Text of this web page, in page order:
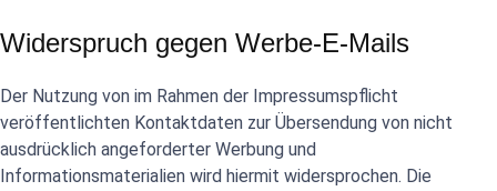
Widerspruch gegen Werbe-E-Mails
Der Nutzung von im Rahmen der Impressumspflicht
veröffentlichten Kontaktdaten zur Übersendung von nicht
ausdrücklich angeforderter Werbung und
Informationsmaterialien wird hiermit widersprochen. Die